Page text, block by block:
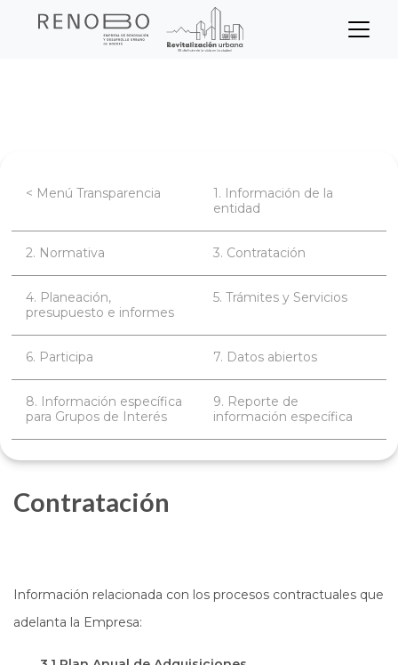
Sitio Web Empresa de
Transparencia
< Menú Transparencia
1. Información de la
entidad
2. Normativa 3. Contratación
4. Planeación,
presupuesto e informes
5. Trámites y Servicios
6. Participa 7. Datos abiertos
8. Información específica
para Grupos de Interés
9. Reporte de
información específica
Contratación
Información relacionada con los procesos contractuales que
adelanta la Empresa: